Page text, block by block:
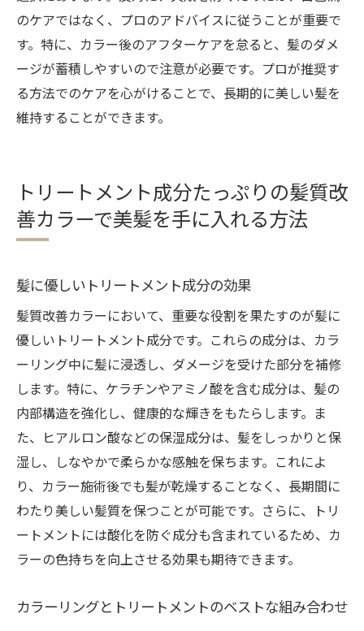
のケアではなく、プロのアドバイスに従うことが重要で
す。特に、カラー後のアフターケアを怠ると、髪のダメ
ージが蓄積しやすいので注意が必要です。プロが推奨す
る方法でのケアを心がけることで、長期的に美しい髪を
維持することができます。
トリートメント成分たっぷりの髪質改
善カラーで美髪を手に入れる方法
髪に優しいトリートメント成分の効果
髪質改善カラーにおいて、重要な役割を果たすのが髪に
優しいトリートメント成分です。これらの成分は、カラ
ーリング中に髪に浸透し、ダメージを受けた部分を補修
します。特に、ケラチンやアミノ酸を含む成分は、髪の
内部構造を強化し、健康的な輝きをもたらします。ま
た、ヒアルロン酸などの保湿成分は、髪をしっかりと保
湿し、しなやかで柔らかな感触を保ちます。これによ
り、カラー施術後でも髪が乾燥することなく、長期間に
わたり美しい髪質を保つことが可能です。さらに、トリ
ートメントには酸化を防ぐ成分も含まれているため、カ
ラーの色持ちを向上させる効果も期待できます。
カラーリングとトリートメントのベストな組み合わせ